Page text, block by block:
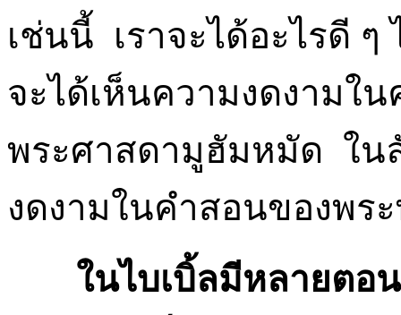
เช่นนี้ เราจะได้อะไรดี
จะได้เห็นความงดงามใ
พระศาสดามูฮัมหมัด ใน
งดงามในคำสอนของพร
ในไบเบิ้ลมีหลายตอ